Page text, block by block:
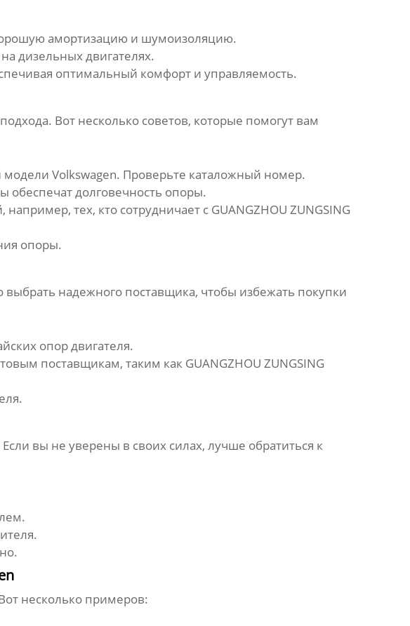
амортизацию и шумоизоляцию.
дизельных двигателях.
оптимальный комфорт и управляемость.
Вот несколько советов, которые помогут вам
Volkswagen. Проверьте каталожный номер.
долговечность опоры.
тех, кто сотрудничает с GUANGZHOU ZUNGSING
опоры.
выбрать надежного поставщика, чтобы избежать покупки
опор двигателя.
поставщикам, таким как GUANGZHOU ZUNGSING
вы не уверены в своих силах, лучше обратиться к
несколько примеров: